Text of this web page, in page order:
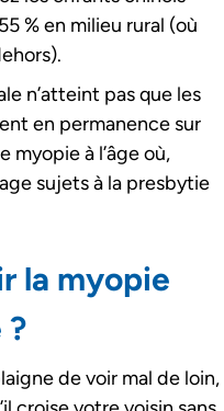
% en milieu rural (où
n’atteint pas que les
en permanence sur
à l’âge où,
sujets à la presbytie
la myopie
de voir mal de loin,